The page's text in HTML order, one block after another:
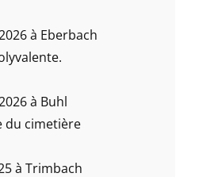
à Eberbach
à Buhl
du cimetière
à Trimbach